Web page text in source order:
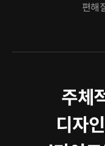
편해
주체
디자